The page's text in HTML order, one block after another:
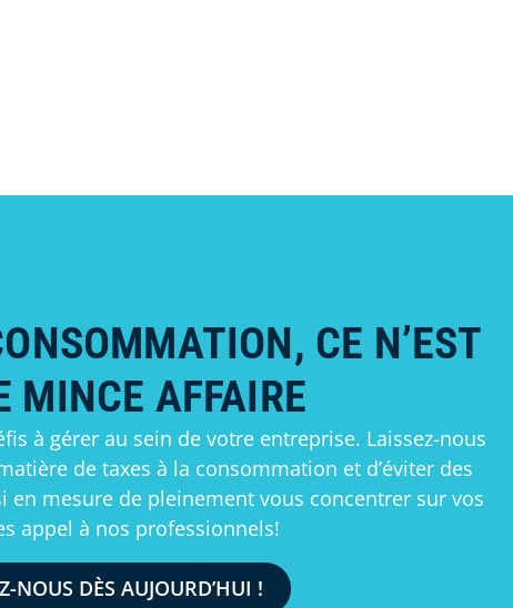
CE N’EST
MINCE AFFAIRE
à gérer au sein de votre entreprise. Laissez-nous
de taxes à la consommation et d’éviter des
en mesure de pleinement vous concentrer sur vos
appel à nos professionnels!
NOUS DÈS AUJOURD’HUI !